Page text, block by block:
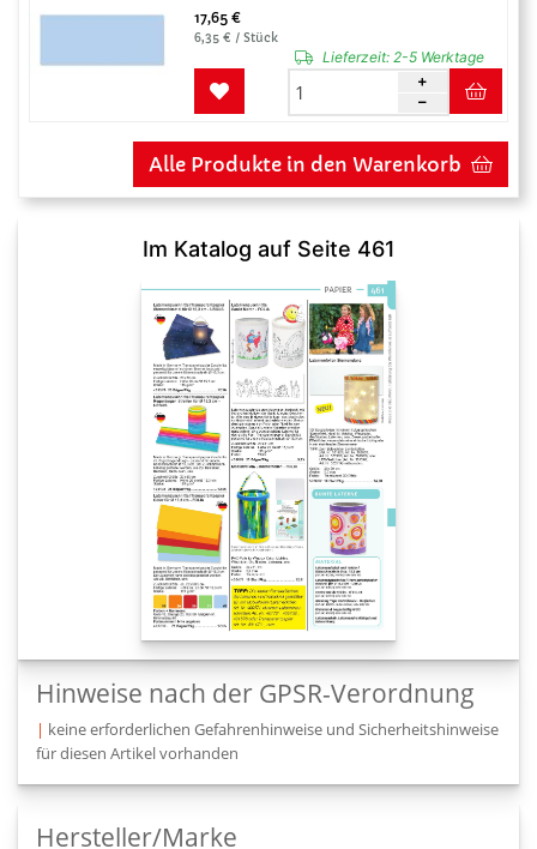
17,65 €
6,35 € / Stück
Lieferzeit:2-5 Werktage
Alle Produkte in den Warenkorb
Im Katalog auf Seite 461
Hinweise nach der GPSR-Verordnung
| keine erforderlichen Gefahrenhinweise und Sicherheitshinweise
für diesen Artikel vorhanden
Hersteller/Marke